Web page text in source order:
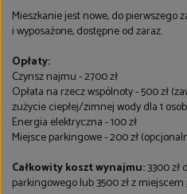
Mieszkanie jest nowe, do pierwszego
i wyposażone, dostępne od zaraz.
Opłaty:
Czynsz najmu - 2700 zł
Opłata na rzecz wspólnoty - 500 zł
zużycie ciepłej/zimnej wody dla 1
Energia elektryczna - 100 zł
Miejsce parkingowe - 200 zł
Całkowity koszt wynajmu:3300 zł
parkingowego lub 3500 zł z